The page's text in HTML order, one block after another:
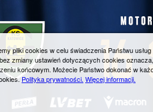
pliki cookies w celu świadczenia Państwu
zmiany ustawień dotyczących cookies
końcowym. Możecie Państwo dokonać w
Polityka prywatności. Więcej informacji.